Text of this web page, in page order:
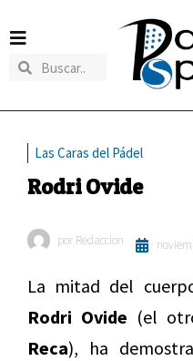
Las Caras del Pádel
Rodri Ovide
por Redaccion
La mitad del
Rodri Ovide (el
Reca), ha